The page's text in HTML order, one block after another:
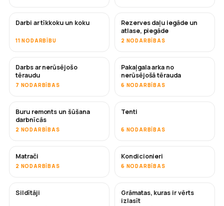
Darbi ar tīkkoku un koku
11 NODARBĪBU
DRĪZUMĀ
Rezerves daļu iegāde un
atlase, piegāde
2 NODARBĪBAS
DRĪZUMĀ
Darbs ar nerūsējošo
tēraudu
7 NODARBĪBAS
Pakaļgala arka no
nerūsējošā tērauda
6 NODARBĪBAS
DRĪZUMĀ
Buru remonts un šūšana
darbnīcās
2 NODARBĪBAS
Tenti
6 NODARBĪBAS
Matrači
2 NODARBĪBAS
DRĪZUMĀ
Kondicionieri
6 NODARBĪBAS
DRĪZUMĀ
Sildītāji DRĪZUMĀ
Grāmatas, kuras ir vērts
izlasīt